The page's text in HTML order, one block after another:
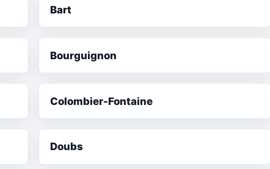
Bart
Bourguignon
Colombier-Fontaine
Doubs